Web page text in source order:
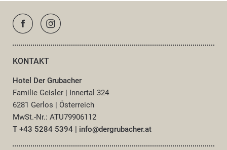
KONTAKT
Hotel Der Grubacher
Familie Geisler | Innertal 324
6281 Gerlos | Österreich
MwSt.-Nr.: ATU79906112
T +43 5284 5394 | info@dergrubacher.at